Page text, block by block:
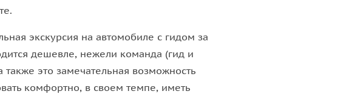
экскурсия на автомобиле с гидом за
дешевле, нежели команда (гид и
также это замечательная возможность
комфортно, в своем темпе, иметь